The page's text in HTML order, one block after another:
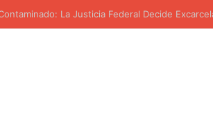
del Abismo: La Crisis se Profundiza en